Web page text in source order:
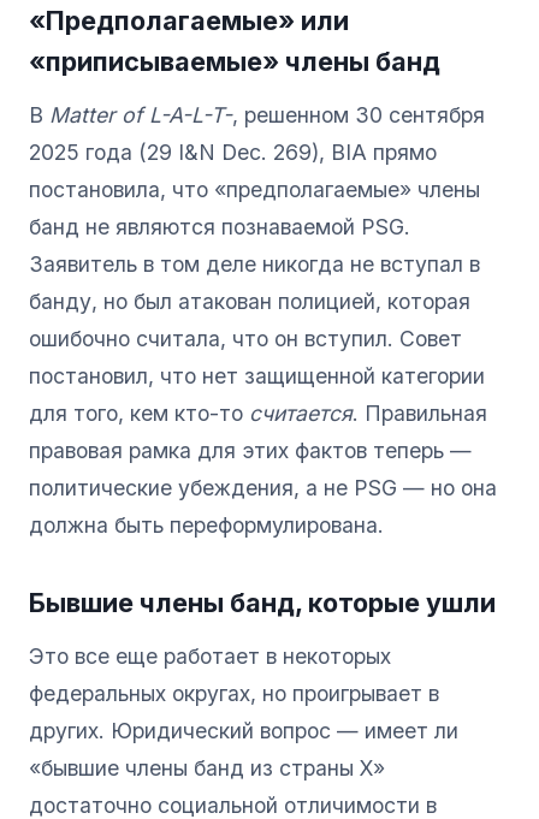
«Предполагаемые» или
«приписываемые» члены банд
В Matter of L-A-L-T-, решенном 30 сентября
2025 года (29 I&N Dec. 269), BIA прямо
постановила, что «предполагаемые» члены
банд не являются познаваемой PSG.
Заявитель в том деле никогда не вступал в
банду, но был атакован полицией, которая
ошибочно считала, что он вступил. Совет
постановил, что нет защищенной категории
для того, кем кто-то считается. Правильная
правовая рамка для этих фактов теперь —
политические убеждения, а не PSG — но она
должна быть переформулирована.
Бывшие члены банд, которые ушли
Это все еще работает в некоторых
федеральных округах, но проигрывает в
других. Юридический вопрос — имеет ли
«бывшие члены банд из страны X»
достаточно социальной отличимости в